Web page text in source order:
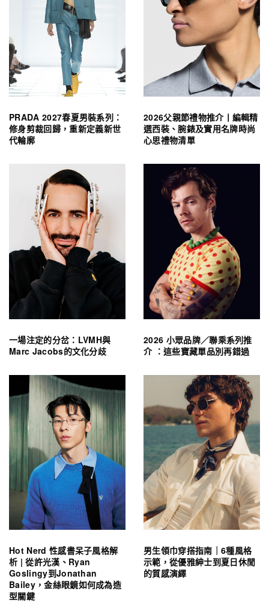
PRADA 2027春夏男裝系列：
修身剪裁回歸，重新定義新世
代輪廓
2026父親節禮物推介丨編輯精
選西裝、腕錶及實用名牌時尚
心思禮物清單
一場注定的分岔：LVMH與
Marc Jacobs的文化分歧
2026 小眾品牌／聯乘系列推
介 ：這些寶藏單品別再錯過
Hot Nerd 性感書呆子風格解
析 | 從許光漢、Ryan
Goslingy到Jonathan
Bailey，金絲眼鏡如何成為造
型關鍵
男生領巾穿搭指南｜6種風格
示範，從優雅紳士到夏日休閒
的質感演繹